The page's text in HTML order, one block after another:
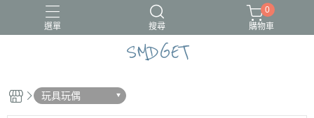
選單 搜尋
#新品上市 CÓCOES
0
購物車
SMDGET
玩具玩偶